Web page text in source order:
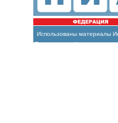
Использованы материалы
(Роскомнадзор)